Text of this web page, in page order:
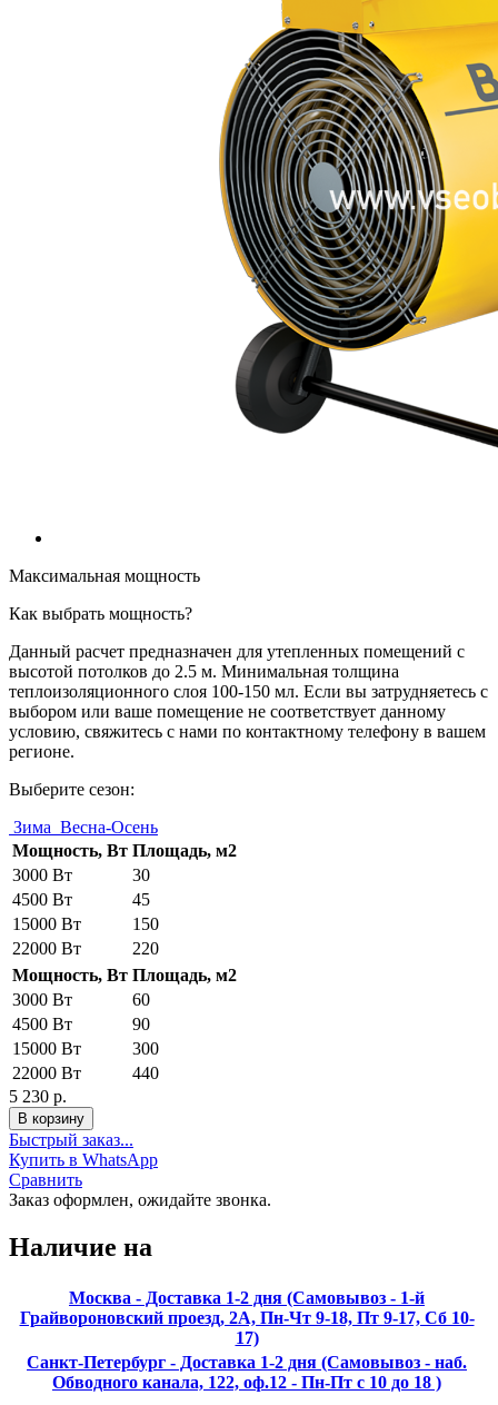
Максимальная мощность
Как выбрать мощность?
Данный расчет предназначен для утепленных помещений с
высотой потолков до 2.5 м. Минимальная толщина
теплоизоляционного слоя 100-150 мл. Если вы затрудняетесь с
выбором или ваше помещение не соответствует данному
условию, свяжитесь с нами по контактному телефону в вашем
регионе.
Выберите сезон:
Зима Весна-Осень
Мощность, Вт Площадь, м2
3000 Вт
30
4500 Вт
45
15000 Вт
150
22000 Вт
220
Мощность, Вт Площадь, м2
3000 Вт
60
4500 Вт
90
15000 Вт
300
22000 Вт
440
5 230 р.
Быстрый заказ...
Купить в WhatsApp
Сравнить
Заказ оформлен, ожидайте звонка.
Наличие на
Москва - Доставка 1-2 дня (Самовывоз - 1-й
Грайвороновский проезд, 2А, Пн-Чт 9-18, Пт 9-17, Сб 10-
17)
Санкт-Петербург - Доставка 1-2 дня (Самовывоз - наб.
Обводного канала, 122, оф.12 - Пн-Пт с 10 до 18 )